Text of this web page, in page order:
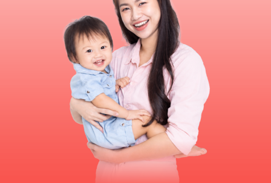
Lều cho bé trai: Thiết kế thường năng động và mạnh mẽ
hơn, sử dụng gam màu xanh navy, xanh lá, vàng hoặc đỏ.
Kiểu dáng đa dạng như lâu đài hiệp sĩ, xe hơi, tàu hỏa hay
lều cắm trại. Những mẫu lều này giúp bé trai thêm hứng thú
khi chơi các trò nhập vai khám phá.